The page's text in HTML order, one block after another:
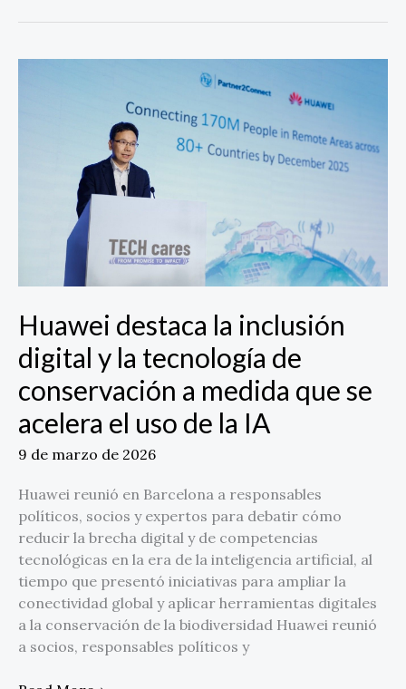
Huawei destaca la inclusión
digital y la tecnología de
conservación a medida que se
acelera el uso de la IA
9 de marzo de 2026
Huawei reunió en Barcelona a responsables
políticos, socios y expertos para debatir cómo
reducir la brecha digital y de competencias
tecnológicas en la era de la inteligencia artificial, al
tiempo que presentó iniciativas para ampliar la
conectividad global y aplicar herramientas digitales
a la conservación de la biodiversidad Huawei reunió
a socios, responsables políticos y
tecnología
conservación
a
que
se
acelera
el
uso
de
la